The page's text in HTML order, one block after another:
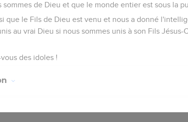
sommes de Dieu et que le monde entier est sous la
que le Fils de Dieu est venu et nous a donné
au vrai Dieu si nous sommes unis à son Fils
des idoles !